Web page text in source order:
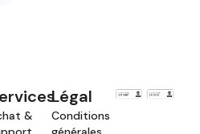
&
Légal
Conditions